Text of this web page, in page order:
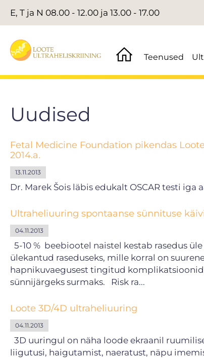
E, T ja N 08.00 - 12.00 ja 13.00 - 17.00
Teenused
Uudised
Fetal Medicine Foundation pikendas
2014.a.
13.11.2013
Dr. Marek Šois läbis edukalt OSCAR testi
Ultraheliuuring spontaanse sünnituse
04.11.2013
5-10 % beebiootel naistel kestab rasedus
ülekantud raseduseks, mille korral on
hapnikuvaegusest tingitud
sünnijärgeks surmaks. Risk ra...
Loote 3D/4D ultraheliuuring
04.11.2013
3D uuringul on näha loode ekraanil
liigutusi, haigutamist, naeratust, näpu